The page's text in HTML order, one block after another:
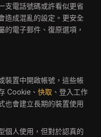
支電話號碼或許看似更省
造成混亂的設定。更安全
的電子郵件、復原選項，
裝置中開啟帳號，這些帳
Cookie、快取 、登入工作
也會建立長期的裝置使用
個人使用，但對於認真的